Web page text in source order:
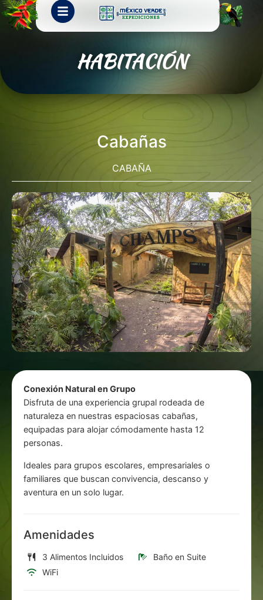
HABITACIÓN
Cabañas
CABAÑA
Conexión Natural en Grupo
Disfruta de una experiencia grupal rodeada de
naturaleza en nuestras espaciosas cabañas,
equipadas para alojar cómodamente hasta 12
personas.
Ideales para grupos escolares, empresariales o
familiares que buscan convivencia, descanso y
aventura en un solo lugar.
Amenidades
3 Alimentos Incluidos
Baño en Suite
WiFi